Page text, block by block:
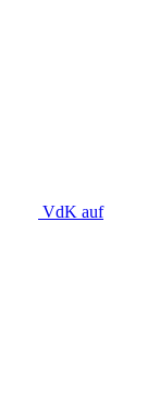
VdK auf